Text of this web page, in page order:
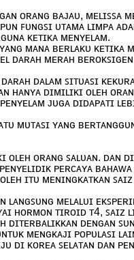
ᴏʀᴀɴɢ ʙᴀᴊᴀᴜ, ᴍᴇʟɪꜱꜱᴀ
ꜰᴜɴɢꜱɪ ᴜᴛᴀᴍᴀ ʟɪᴍᴘᴀ
ᴋᴇᴛɪᴋᴀ ᴍᴇɴʏᴇʟᴀᴍ.
ᴍᴀɴᴀ ʙᴇʀʟᴀᴋᴜ ᴋᴇᴛɪᴋᴀ
ᴅᴀʀᴀʜ ᴍᴇʀᴀʜ ʙᴇʀᴏᴋꜱɪɢᴇɴ
ᴅᴀʟᴀᴍ ꜱɪᴛᴜᴀꜱɪ
ʜᴀɴʏᴀ ᴅɪᴍɪʟɪᴋɪ ᴏʟᴇʜ
ᴊᴜɢᴀ ᴅɪᴅᴀᴘᴀᴛɪ
ᴍᴜᴛᴀꜱɪ ʏᴀɴɢ
ᴏʟᴇʜ ᴏʀᴀɴɢ ꜱᴀʟᴜᴀɴ. ᴅᴀɴ
ᴘᴇʀᴄᴀʏᴀ
ɪᴛᴜ ᴍᴇɴɪɴɢᴋᴀᴛᴋᴀɴ ꜱᴀɪᴢ
ʟᴀɴɢꜱᴜɴɢ ᴍᴇʟᴀʟᴜɪ
ʜᴏʀᴍᴏɴ ᴛɪʀᴏɪᴅ ᴛ4, ꜱᴀɪᴢ
ᴅɪᴛᴇʀʙᴀʟɪᴋᴋᴀɴ ᴅᴇɴɢᴀɴ
ᴍᴇɴɢᴋᴀᴊɪ ᴘᴏᴘᴜʟᴀꜱɪ
ᴅɪ ᴋᴏʀᴇᴀ ꜱᴇʟᴀᴛᴀɴ ᴅᴀɴ